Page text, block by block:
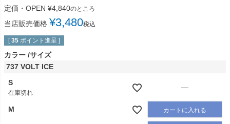
定価・OPEN ¥4,840のところ
当店販売価格 ¥3,480税込
[ 35 ポイント進呈 ]
カラー サイズ
737 VOLT ICE
S
在庫切れ
—
M カートに入れる